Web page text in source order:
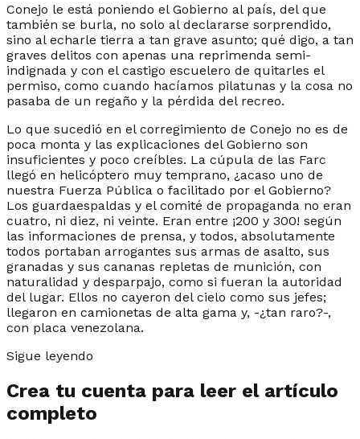
Conejo le está poniendo el Gobierno al país, del que
también se burla, no solo al declararse sorprendido,
sino al echarle tierra a tan grave asunto; qué digo, a tan
graves delitos con apenas una reprimenda semi-
indignada y con el castigo escuelero de quitarles el
permiso, como cuando hacíamos pilatunas y la cosa no
pasaba de un regaño y la pérdida del recreo.
Lo que sucedió en el corregimiento de Conejo no es de
poca monta y las explicaciones del Gobierno son
insuficientes y poco creíbles. La cúpula de las Farc
llegó en helicóptero muy temprano, ¿acaso uno de
nuestra Fuerza Pública o facilitado por el Gobierno?
Los guardaespaldas y el comité de propaganda no eran
cuatro, ni diez, ni veinte. Eran entre ¡200 y 300! según
las informaciones de prensa, y todos, absolutamente
todos portaban arrogantes sus armas de asalto, sus
granadas y sus cananas repletas de munición, con
naturalidad y desparpajo, como si fueran la autoridad
del lugar. Ellos no cayeron del cielo como sus jefes;
llegaron en camionetas de alta gama y, -¿tan raro?-,
con placa venezolana.
Sigue leyendo
Crea tu cuenta para leer el artículo
completo